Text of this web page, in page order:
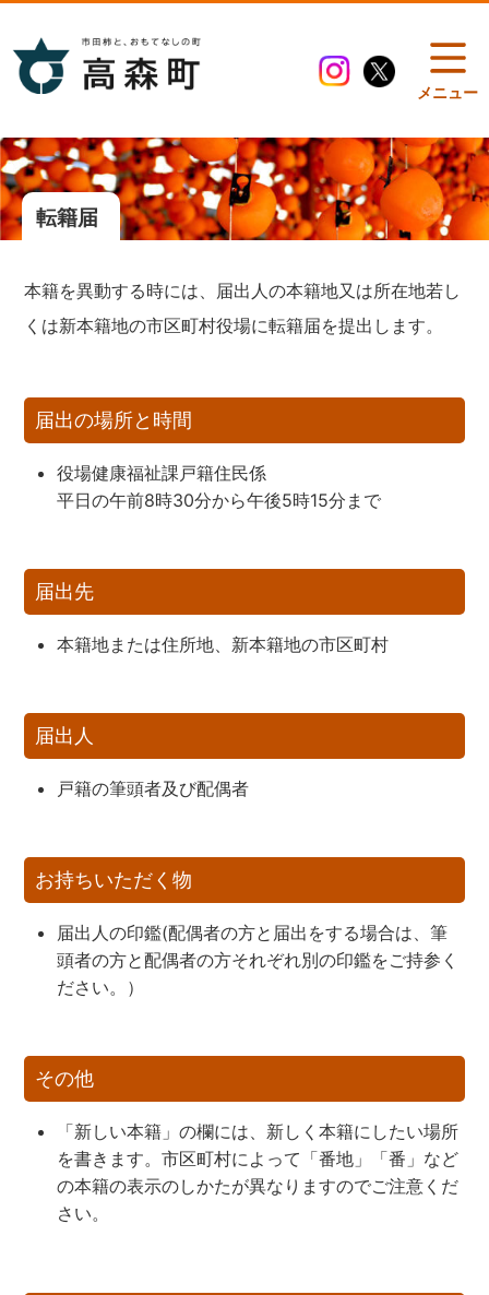
メニュー
転籍届
本籍を異動する時には、届出人の本籍地又は所在地若し
くは新本籍地の市区町村役場に転籍届を提出します。
届出の場所と時間
役場健康福祉課戸籍住民係
平日の午前8時30分から午後5時15分まで
届出先
本籍地または住所地、新本籍地の市区町村
届出人
戸籍の筆頭者及び配偶者
お持ちいただく物
届出人の印鑑(配偶者の方と届出をする場合は、筆
頭者の方と配偶者の方それぞれ別の印鑑をご持参く
ださい。）
その他
「新しい本籍」の欄には、新しく本籍にしたい場所
を書きます。市区町村によって「番地」「番」など
の本籍の表示のしかたが異なりますのでご注意くだ
さい。